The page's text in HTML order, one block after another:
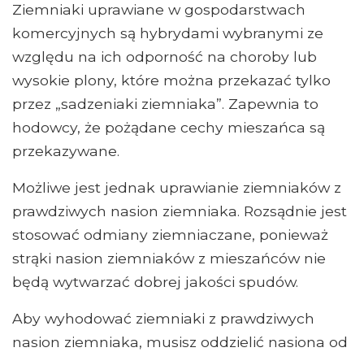
Ziemniaki uprawiane w gospodarstwach
komercyjnych są hybrydami wybranymi ze
względu na ich odporność na choroby lub
wysokie plony, które można przekazać tylko
przez „sadzeniaki ziemniaka”. Zapewnia to
hodowcy, że pożądane cechy mieszańca są
przekazywane.
Możliwe jest jednak uprawianie ziemniaków z
prawdziwych nasion ziemniaka. Rozsądnie jest
stosować odmiany ziemniaczane, ponieważ
strąki nasion ziemniaków z mieszańców nie
będą wytwarzać dobrej jakości spudów.
Aby wyhodować ziemniaki z prawdziwych
nasion ziemniaka, musisz oddzielić nasiona od